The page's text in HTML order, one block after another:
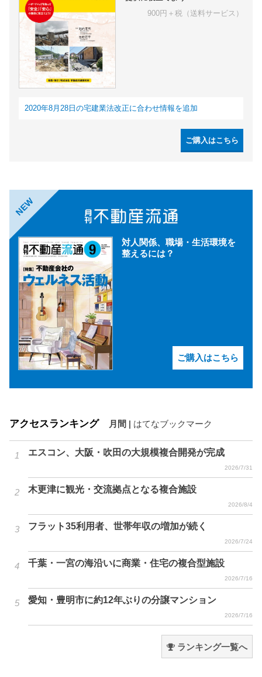
900円＋税（送料サービス）
2020年8月28日の宅建業法改正に合わせ情報を追加
ご購入はこちら
NEW
対人関係、職場・生活環境を
整えるには？
ご購入はこちら
アクセスランキング 月間 はてなブックマーク
エスコン、大阪・吹田の大規模複合開発が完成
2026/7/31
木更津に観光・交流拠点となる複合施設
2026/8/4
フラット35利用者、世帯年収の増加が続く
2026/7/24
千葉・一宮の海沿いに商業・住宅の複合型施設
2026/7/16
愛知・豊明市に約12年ぶりの分譲マンション
2026/7/16
ランキング一覧へ